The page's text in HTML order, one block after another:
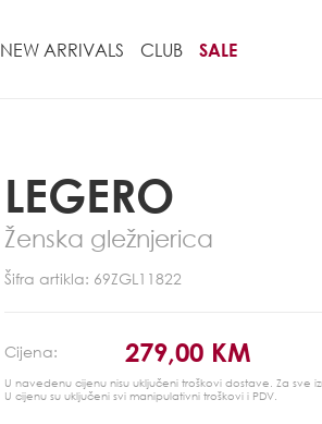
NEW ARRIVALS CLUB SALE
LEGERO
Ženska gležnjerica
Šifra artikla: 69ZGL11822
Cijena: 279,00 KM
U navedenu cijenu nisu uključeni troškovi dostave. Za sve
U cijenu su uključeni svi manipulativni troškovi i PDV.